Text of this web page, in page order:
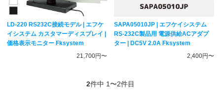
LD-220 RS232C接続モデル | エフケ
イシステム カスタマーディスプレイ |
価格表示モニター Fksystem
21,700円〜
SAPA05010JP | エフケイシステム
RS-232C製品用 電源供給ACアダプ
ター | DC5V 2.0A Fksystem
2,400円〜
2件中 1〜2件目